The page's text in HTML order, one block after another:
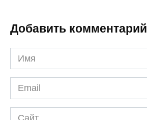
Добавить комментарий
Имя
*
Email
*
Сайт